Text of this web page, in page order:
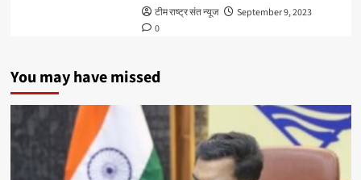
टीम राष्ट्र संत न्यूज
September 9, 2023
0
You may have missed